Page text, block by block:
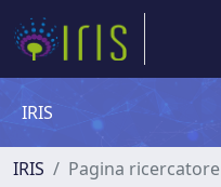
IRIS
IRIS Pagina ricercatore